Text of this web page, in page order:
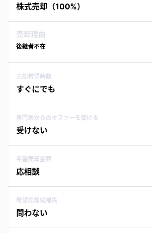
株式売却（100%）
売却理由
後継者不在
売却希望時期
すぐにでも
専門家からのオファーを受ける
受けない
希望売却金額
応相談
希望売却候補先
問わない